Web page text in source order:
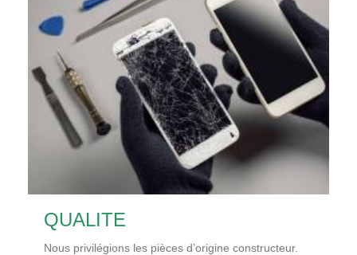
QUALITE
Nous privilégions les pièces d’origine constructeur.